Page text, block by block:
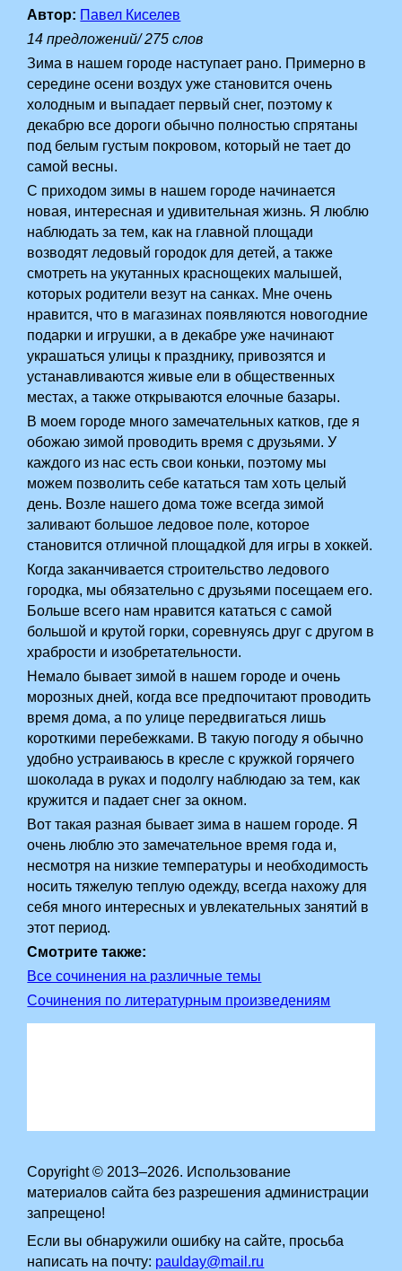
Автор: Павел Киселев
14 предложений/ 275 слов
Зима в нашем городе наступает рано. Примерно в
середине осени воздух уже становится очень
холодным и выпадает первый снег, поэтому к
декабрю все дороги обычно полностью спрятаны
под белым густым покровом, который не тает до
самой весны.
С приходом зимы в нашем городе начинается
новая, интересная и удивительная жизнь. Я люблю
наблюдать за тем, как на главной площади
возводят ледовый городок для детей, а также
смотреть на укутанных краснощеких малышей,
которых родители везут на санках. Мне очень
нравится, что в магазинах появляются новогодние
подарки и игрушки, а в декабре уже начинают
украшаться улицы к празднику, привозятся и
устанавливаются живые ели в общественных
местах, а также открываются елочные базары.
В моем городе много замечательных катков, где я
обожаю зимой проводить время с друзьями. У
каждого из нас есть свои коньки, поэтому мы
можем позволить себе кататься там хоть целый
день. Возле нашего дома тоже всегда зимой
заливают большое ледовое поле, которое
становится отличной площадкой для игры в хоккей.
Когда заканчивается строительство ледового
городка, мы обязательно с друзьями посещаем его.
Больше всего нам нравится кататься с самой
большой и крутой горки, соревнуясь друг с другом в
храбрости и изобретательности.
Немало бывает зимой в нашем городе и очень
морозных дней, когда все предпочитают проводить
время дома, а по улице передвигаться лишь
короткими перебежками. В такую погоду я обычно
удобно устраиваюсь в кресле с кружкой горячего
шоколада в руках и подолгу наблюдаю за тем, как
кружится и падает снег за окном.
Вот такая разная бывает зима в нашем городе. Я
очень люблю это замечательное время года и,
несмотря на низкие температуры и необходимость
носить тяжелую теплую одежду, всегда нахожу для
себя много интересных и увлекательных занятий в
этот период.
Смотрите также:
Все сочинения на различные темы
Сочинения по литературным произведениям
Copyright © 2013–2026. Использование
материалов сайта без разрешения администрации
запрещено!
Если вы обнаружили ошибку на сайте, просьба
написать на почту: paulday@mail.ru